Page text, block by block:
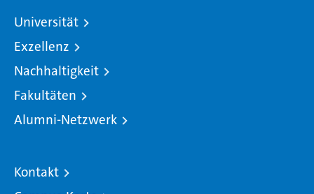
Universität
Exzellenz
Nachhaltigkeit
Fakultäten
Alumni-Netzwerk
Kontakt